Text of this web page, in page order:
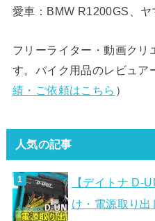
愛車：BMW R1200GS、
フリーライター・動画クリ
す。バイク用品のレビュア
績・ご依頼はこちら ）
人気の記事
【デイトナ D-
け・電源取り出